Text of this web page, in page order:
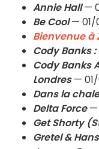
Annie Hall—
Be Cool— 01/
Bienvenue à
Cody Banks
Cody Banks
Londres—
Dans la
Delta Force—
Get Shorty
Gretel &